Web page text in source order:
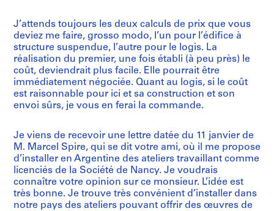
J’attends toujours les deux calculs de prix que vous
deviez me faire, grosso modo, l’un pour l’édifice à
structure suspendue, l’autre pour le logis. La
réalisation du premier, une fois établi (à peu près) le
coût, deviendrait plus facile. Elle pourrait être
immédiatement négociée. Quant au logis, si le coût
est raisonnable pour ici et sa construction et son
envoi sûrs, je vous en ferai la commande.
Je viens de recevoir une lettre datée du 11 janvier de
M. Marcel Spire, qui se dit votre ami, où il me propose
d’installer en Argentine des ateliers travaillant comme
licenciés de la Société de Nancy. Je voudrais
connaître votre opinion sur ce monsieur. L’idée est
très bonne. Je trouve très convénient d’installer dans
notre pays des ateliers pouvant offrir des œuvres de